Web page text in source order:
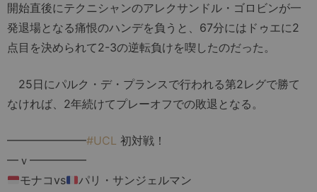
開始直後にテクニシャンのアレクサンドル・ゴロビンが一
発退場となる痛恨のハンデを負うと、67分にはドゥエに2
点目を決められて2-3の逆転負けを喫したのだった。
25日にパルク・デ・プランスで行われる第2レグで勝て
なければ、2年続けてプレーオフでの敗退となる。
━━━━━━━#UCL 初対戦！
━ｖ━━━━━
モナコvs
パリ・サンジェルマン